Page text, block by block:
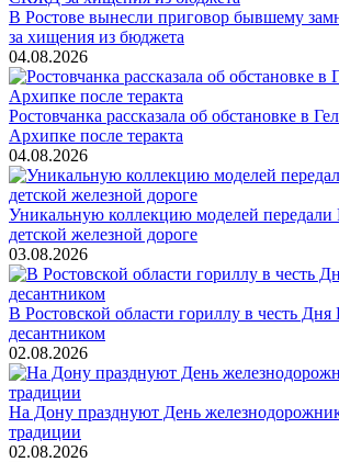
В Ростове вынесли приговор бывшему
за хищения из бюджета
04.08.2026
Ростовчанка рассказала об обстановке в
Архипке после теракта
04.08.2026
Уникальную коллекцию моделей передали
детской железной дороге
03.08.2026
В Ростовской области гориллу в честь
десантником
02.08.2026
На Дону празднуют День
традиции
02.08.2026